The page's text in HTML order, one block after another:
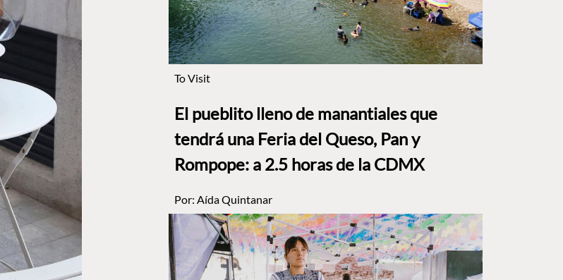
To Visit
El pueblito lleno de manantiales que
tendrá una Feria del Queso, Pan y
Rompope: a 2.5 horas de la CDMX
Por: Aída Quintanar